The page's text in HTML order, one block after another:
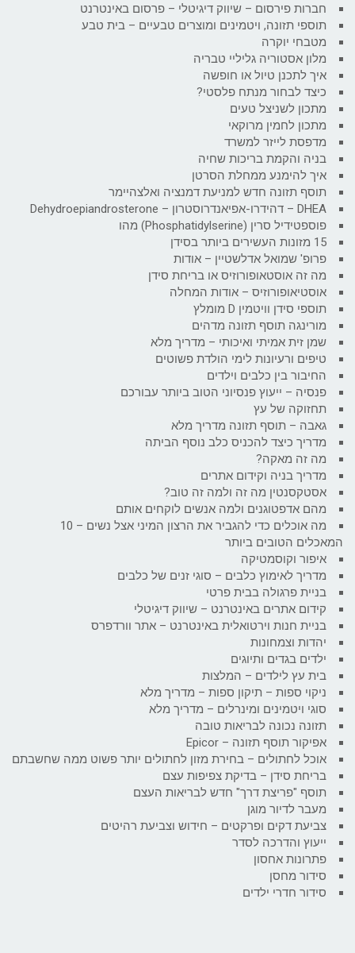
חברות פירסום – שיווק דיגיטלי – פרסום באינטרנט
תוספי תזונה, ויטמינים ומוצרים טבעיים – בית טבע
מטבחי יוקרה
מלון אסטוריה גליליי טבריה
איך לתכנן טיול או חופשה
כיצד לבחור מנתח פלסטי?
מתכון לשניצל טעים
מתכון לחמין מרוקאי
מדפסת לייזר למשרד
בניה והקמת בריכות שחיה
איך להימנע ממחלת הסרטן
תוסף תזונה חדש למניעת דמנציה ואלצהיימר
DHEA – דהידרו-אפיאנדרוסטרון – Dehydroepiandrosterone
פוספטידיל סרין (Phosphatidylserine) מהו
15 מזונות העשירים ביותר בסידן
פרופ' שמואל אדלשטיין – אודות
מה זה אוסטאופורוזיס או בריחת סידן
אוסטיאופורוזיס – אודות המחלה
תוספי סידן וויטמין D מומלץ
מורינגה תוסף תזונה מדהים
שמן זית אמיתי ואיכותי – מדריך מלא
טיפים ורעיונות לימי הולדת פשוטים
החיבור בין כלבים וילדים
פנסיה – ייעוץ פנסיוני הטוב ביותר עבורכם
תחזוקה של עץ
גאבה – תוסף תזונה מדריך מלא
מדריך כיצד להכניס כלב נוסף הביתה
מה זה מאקה?
מדריך בניה וקידום אתרים
אסטקסנטין מה זה ולמה זה טוב?
מהם אדפטוגנים ולמה אנשים לוקחים אותם
מה אוכלים כדי להגביר את הרצון המיני אצל נשים – 10
המאכלים הטובים ביותר
איפור וקוסמטיקה
מדריך לאימוץ כלבים – סוגי זנים של כלבים
בניית פרגולה בבית פרטי
קידום אתרים באינטרנט – שיווק דיגיטלי
בניית חנות וירטואלית באינטרנט – אתר וורדפרס
יהדות וצמחונות
ילדים בגדים ותיוגים
בית עץ לילדים – המלצות
ניקוי ספות – תיקון ספות – מדריך מלא
סוגי ויטמינים ומינרלים – מדריך מלא
תזונה נכונה לבריאות טובה
אפיקור תוסף תזונה – Epicor
אוכל לחתולים – בחירת מזון לחתולים יותר פשוט ממה שחשבתם
בריחת סידן – בדיקת צפיפות עצם
תוסף "פריצת דרך" חדש לבריאות העצם
מעבר לדיור מוגן
צביעת דקים ופרקטים – חידוש וצביעת רהיטים
ייעוץ והדרכה לסדר
פתרונות אחסון
סידור מחסן
סידור חדרי ילדים